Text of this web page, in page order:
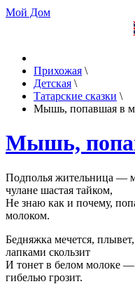
Мой Дом
Прихожая \
Детская \
Татарские сказки \
Мышь, попавшая в
Мышь,
Подполья жительница —
чулане шастая тайком,
Не знаю как и почему,
молоком.
Бедняжка мечется,
лапками скользит
И тонет в белом молоке
гибелью грозит.